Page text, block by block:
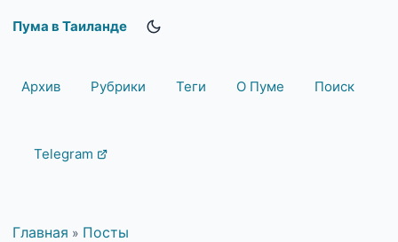
Пума в Таиланде
Архив Рубрики Теги О Пуме Поиск
Telegram
Главная » Посты